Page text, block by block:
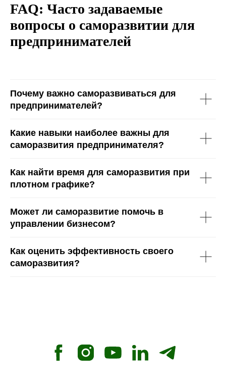
FAQ: Часто задаваемые
вопросы о саморазвитии для
предпринимателей
Почему важно саморазвиваться для
предпринимателей?
Какие навыки наиболее важны для
саморазвития предпринимателя?
Как найти время для саморазвития при
плотном графике?
Может ли саморазвитие помочь в
управлении бизнесом?
Как оценить эффективность своего
саморазвития?